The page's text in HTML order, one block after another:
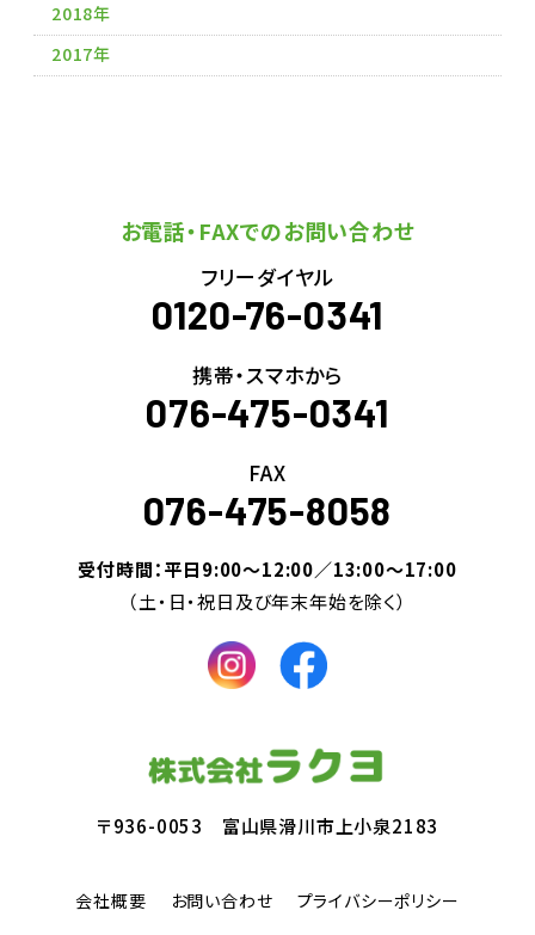
2018年
2017年
お電話・FAXでのお問い合わせ
フリーダイヤル
0120-76-0341
携帯・スマホから
076-475-0341
FAX
076-475-8058
受付時間：平日9:00～12:00／13:00～17:00
（土・日・祝日及び年末年始を除く）
〒936-0053 富山県滑川市上小泉2183
会社概要 お問い合わせ プライバシーポリシー